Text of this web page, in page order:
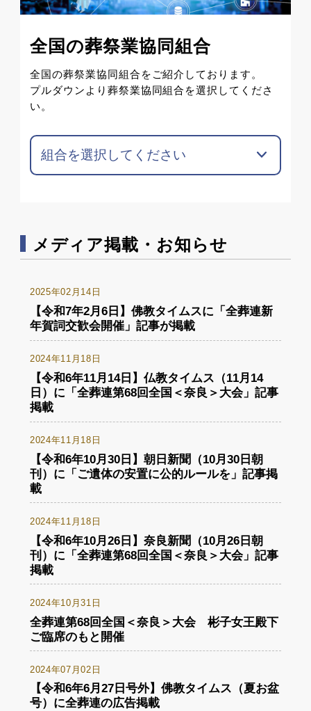
全国の葬祭業協同組合
全国の葬祭業協同組合をご紹介しております。
プルダウンより葬祭業協同組合を選択してくださ
い。
メディア掲載・お知らせ
2025年02月14日
【令和7年2月6日】佛教タイムスに「全葬連新
年賀詞交歓会開催」記事が掲載
2024年11月18日
【令和6年11月14日】仏教タイムス（11月14
日）に「全葬連第68回全国＜奈良＞大会」記事
掲載
2024年11月18日
【令和6年10月30日】朝日新聞（10月30日朝
刊）に「ご遺体の安置に公的ルールを」記事掲
載
2024年11月18日
【令和6年10月26日】奈良新聞（10月26日朝
刊）に「全葬連第68回全国＜奈良＞大会」記事
掲載
2024年10月31日
全葬連第68回全国＜奈良＞大会 彬子女王殿下
ご臨席のもと開催
2024年07月02日
【令和6年6月27日号外】佛教タイムス（夏お盆
号）に全葬連の広告掲載